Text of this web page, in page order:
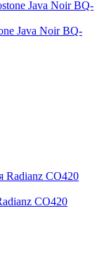
Java Noir BQ-
CO420